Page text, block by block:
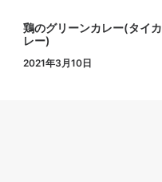
鶏のグリーンカレー(タイカ
レー)
2021年3月10日